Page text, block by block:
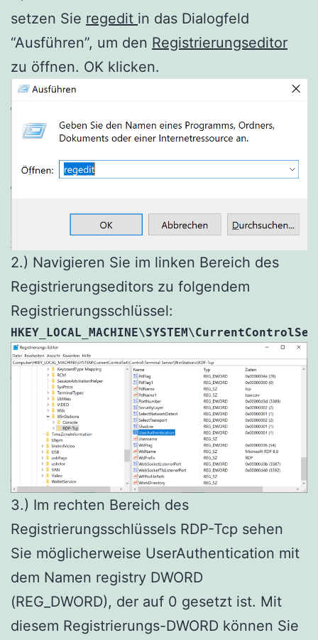
setzen Sie regedit in das Dialogfeld
“Ausführen”, um den Registrierungseditor
zu öffnen. OK klicken.
2.) Navigieren Sie im linken Bereich des
Registrierungseditors zu folgendem
Registrierungsschlüssel:
3.) Im rechten Bereich des
Registrierungsschlüssels RDP-Tcp sehen
Sie möglicherweise UserAuthentication mit
dem Namen registry DWORD
(REG_DWORD), der auf 0 gesetzt ist. Mit
diesem Registrierungs-DWORD können Sie